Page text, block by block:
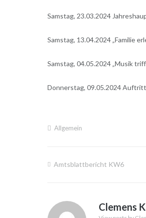
Samstag, 23.03.2024
Samstag, 13.04.2024 „Familie
Samstag, 04.05.2024 „Musik
Donnerstag, 09.05.2024
Allgemein
Beitragsnavigation
Amtsblattbericht KW6
Clemens